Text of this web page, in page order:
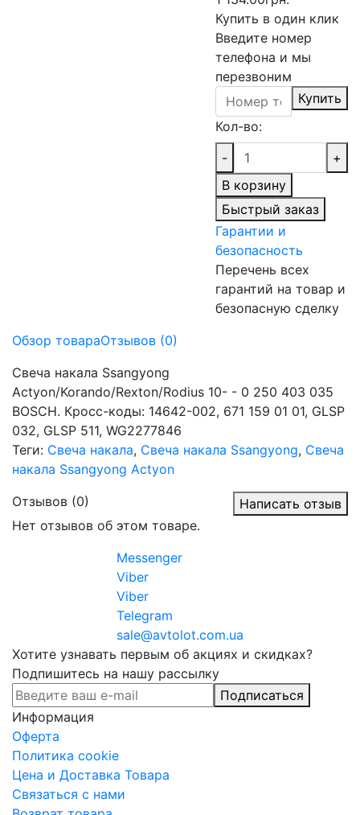
Купить в один клик
Введите номер
телефона и мы
перезвоним
Купить
Кол-во:
-
+
В корзину
Быстрый заказ
Гарантии и
безопасность
Перечень всех
гарантий на товар и
безопасную сделку
Обзор товараОтзывов (0)
Свеча накала Ssangyong
Actyon/Korando/Rexton/Rodius 10- - 0 250 403 035
BOSCH. Кросс-коды: 14642-002, 671 159 01 01, GLSP
032, GLSP 511, WG2277846
Теги: Свеча накала, Свеча накала Ssangyong, Свеча
накала Ssangyong Actyon
Отзывов (0)
Написать отзыв
Нет отзывов об этом товаре.
Messenger
Viber
Viber
Telegram
sale@avtolot.com.ua
Хотите узнавать первым об акциях и скидках?
Подпишитесь на нашу рассылку
Подписаться
Информация
Оферта
Политика cookie
Цена и Доставка Товара
Связаться с нами